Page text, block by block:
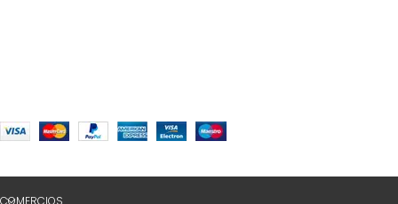
COMERCIOS